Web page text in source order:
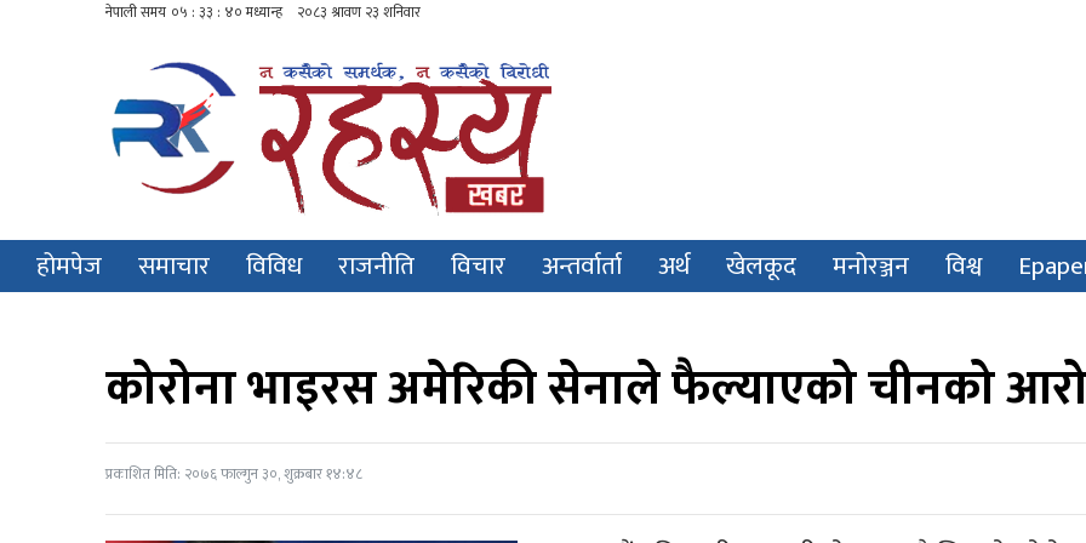
होमपेज समाचार विविध राजनीति विचार अन्तर्वार्ता अर्थ खेलकूद मनोरञ्जन विश्व
कोरोना भाइरस अमेरिकी सेनाले फैल्याएको चीनको
प्रकाशित मिति: २०७६ फाल्गुन ३०, शुक्रबार १४:४८